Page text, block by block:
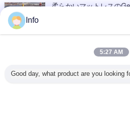
柔らかいマットレスの
Geotextileの管は防水する
Info
5:27 AM
Good day, what product are you looking